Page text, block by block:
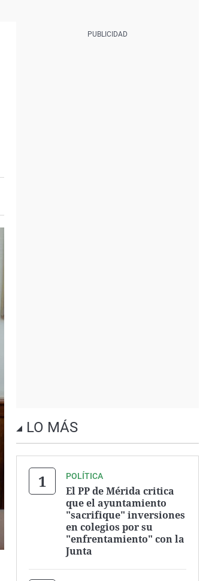
LO MÁS
POLÍTICA
El PP de Mérida critica
que el ayuntamiento
"sacrifique" inversiones
en colegios por su
"enfrentamiento" con la
Junta